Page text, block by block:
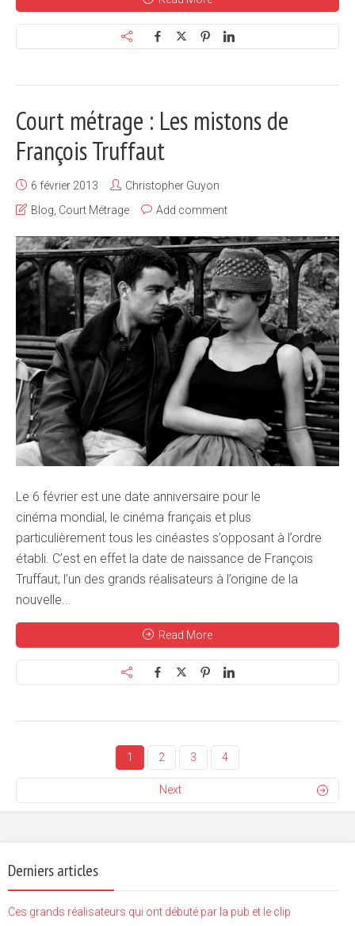
Court métrage : Les mistons de
François Truffaut
6 février 2013
Christopher Guyon
Blog Court Métrage Add comment
Le 6 février est une date anniversaire pour le
cinéma mondial, le cinéma français et plus
particulièrement tous les cinéastes s’opposant à l’ordre
établi. C’est en effet la date de naissance de François
Truffaut, l’un des grands réalisateurs à l’origine de la
nouvelle...
Read More
1 2 3 4
Next
Derniers articles
Ces grands réalisateurs qui ont débuté par la pub et le clip